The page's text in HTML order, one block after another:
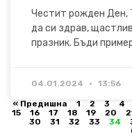
Честит рожден Ден,
да си здрав,
празник. Бъди
04.01.2024 13:56
« Предишна 1 2 3 4
15
16 17 18 19 20
30
31 32 33 34